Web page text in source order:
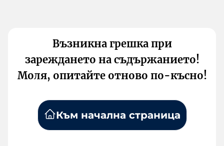
Възникна грешка при
зареждането на съдържанието!
Моля, опитайте отново по-късно!
Към начална страница